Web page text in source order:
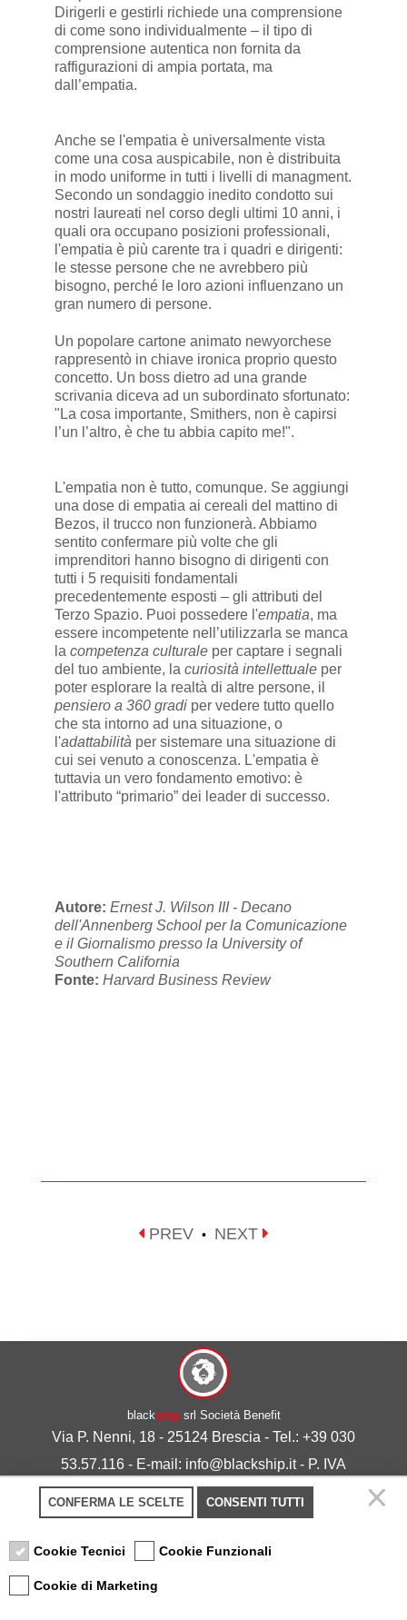
Dirigerli e gestirli richiede una comprensione
di come sono individualmente – il tipo di
comprensione autentica non fornita da
raffigurazioni di ampia portata, ma
dall’empatia.
Anche se l'empatia è universalmente vista
come una cosa auspicabile, non è distribuita
in modo uniforme in tutti i livelli di managment.
Secondo un sondaggio inedito condotto sui
nostri laureati nel corso degli ultimi 10 anni, i
quali ora occupano posizioni professionali,
l'empatia è più carente tra i quadri e dirigenti:
le stesse persone che ne avrebbero più
bisogno, perché le loro azioni influenzano un
gran numero di persone.
Un popolare cartone animato newyorchese
rappresentò in chiave ironica proprio questo
concetto. Un boss dietro ad una grande
scrivania diceva ad un subordinato sfortunato:
"La cosa importante, Smithers, non è capirsi
l’un l’altro, è che tu abbia capito me!".
L'empatia non è tutto, comunque. Se aggiungi
una dose di empatia ai cereali del mattino di
Bezos, il trucco non funzionerà. Abbiamo
sentito confermare più volte che gli
imprenditori hanno bisogno di dirigenti con
tutti i 5 requisiti fondamentali
precedentemente esposti – gli attributi del
Terzo Spazio. Puoi possedere l'empatia, ma
essere incompetente nell’utilizzarla se manca
la competenza culturaleper captare i segnali
del tuo ambiente, la curiosità intellettualeper
poter esplorare la realtà di altre persone, il
pensiero a 360 gradiper vedere tutto quello
che sta intorno ad una situazione, o
l'adattabilità per sistemare una situazione di
cui sei venuto a conoscenza. L'empatia è
tuttavia un vero fondamento emotivo: è
l'attributo “primario” dei leader di successo.
Autore: Ernest J. Wilson III - Decano
dell'Annenberg School per la Comunicazione
e il Giornalismo presso la University of
Southern California
Fonte: Harvard Business Review
PREV • NEXT
blackshipsrl Società Benefit
Via P. Nenni, 18 - 25124 Brescia - Tel.: +39 030
53.57.116 - E-mail: info@blackship.it - P. IVA
03492980986
Privacy policy-Cookie policy
CONFERMA LE SCELTE CONSENTI TUTTI
Cookie Tecnici Cookie Funzionali
Cookie di Marketing